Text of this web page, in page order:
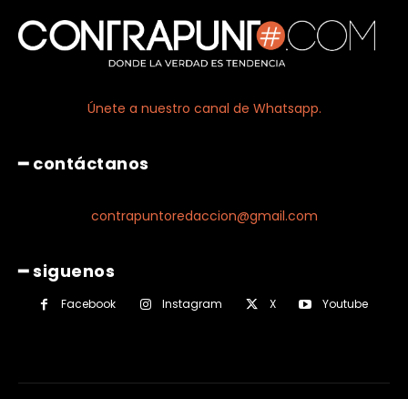
Únete a nuestro canal de Whatsapp.
━ contáctanos
contrapuntoredaccion@gmail.com
━ siguenos
Facebook Instagram X Youtube